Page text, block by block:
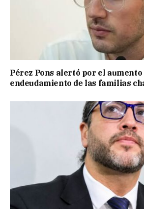
Pérez Pons alertó por el aumento
endeudamiento de las familias